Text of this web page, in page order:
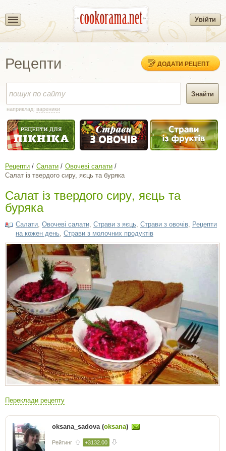
Увійти
Рецепти ДОДАТИ РЕЦЕПТ
наприклад: вареники
Рецепти Салати
Овочеві салати
Салат із твердого сиру, яєць та буряка
Салат із твердого сиру, яєць та
буряка
Салати Овочеві салати Cтрави з яєць Страви з овочів Рецепти
на кожен день Страви з молочних продуктів
Переклади рецепту
oksana_sadova (oksana)
Рейтинг +3132.00